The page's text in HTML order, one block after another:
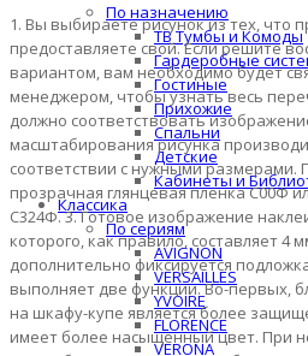
По назначению
ТВ Тумбы и Комоды
Гардеробные
Гостиные
Прихожие
Спальни
Детские
Кабинеты и
Классика
По сериям
AVIGNON
VERSAILLES
YVOIRE
FLORENCE
VERONA
1. Вы выбираете рисунок из тех, что
предоставляете свой. Если решите
вариантом, вам необходимо будет
менеджером, чтобы узнать весь
должно соответствовать
масштабирования рисунка
соответствии с нужными размерами.
прозрачная глянцевая пленка С00Ф
С324Ф. 3. Готовое изображение
которого, как правило, составляет 4
дополнительно фиксируется
выполняет две функции. Во-первых,
на шкафу-купе является более
имеет более насыщенный цвет. При